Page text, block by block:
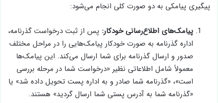
پیگیری پیامکی به دو صورت کلی انجام می‌شود:
پیامک‌های اطلاع‌رسانی خودکار: پس از ثبت درخواست گذرنامه،
اداره گذرنامه به صورت خودکار پیامک‌هایی را در مراحل مختلف
صدور و ارسال گذرنامه برای شما ارسال می‌کند. این پیامک‌ها
معمولاً شامل اطلاعاتی نظیر «درخواست شما در مرحله بررسی
است»، «گذرنامه شما صادر و به اداره پست تحویل داده شد» یا
«گذرنامه شما به آدرس پستی شما ارسال گردید» هستند.